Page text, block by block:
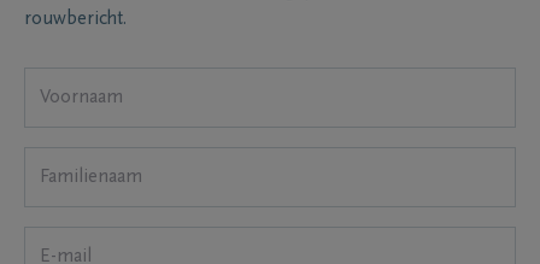
rouwbericht.